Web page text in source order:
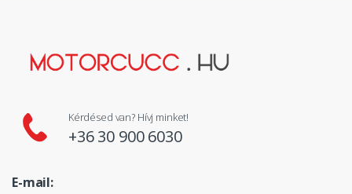
Kérdésed van? Hívj minket!
+36 30 900 6030
E-mail: